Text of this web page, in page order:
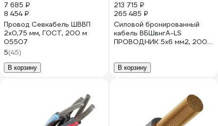
7 685 ₽
8 454 ₽
Провод Севкабель ШВВП
2х0,75 мм, ГОСТ, 200 м
05507
5(45)
В корзину
213 715 ₽
265 485 ₽
Силовой бронированный
кабель ВБШвнгA-LS
ПРОВОДНИК 5x6 мм2, 200м
В корзину